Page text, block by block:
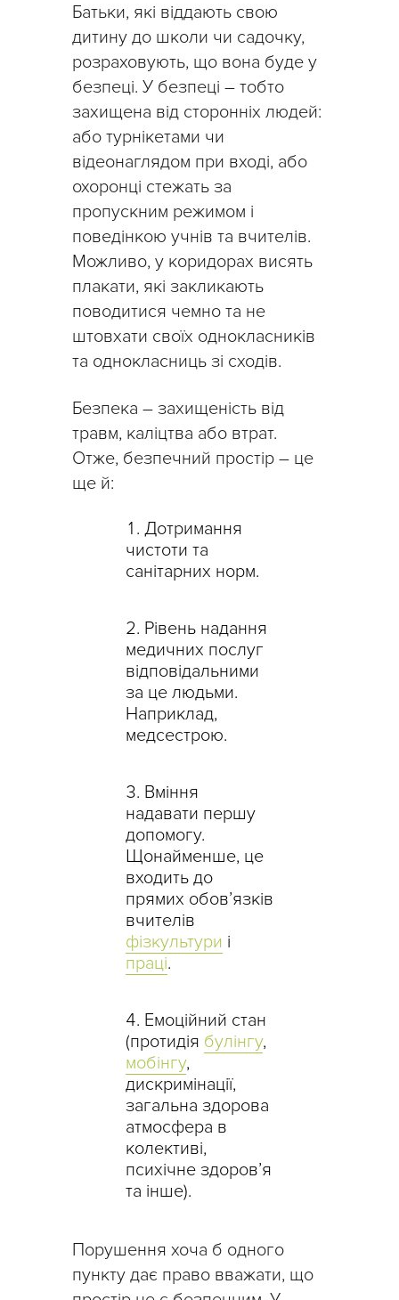
Батьки, які віддають свою
дитину до школи чи садочку,
розраховують, що вона буде у
безпеці. У безпеці – тобто
захищена від сторонніх людей:
або турнікетами чи
відеонаглядом при вході, або
охоронці стежать за
пропускним режимом і
поведінкою учнів та вчителів.
Можливо, у коридорах висять
плакати, які закликають
поводитися чемно та не
штовхати своїх однокласників
та однокласниць зі сходів.
Безпека – захищеність від
травм, каліцтва або втрат.
Отже, безпечний простір – це
ще й:
Дотримання
чистоти та
санітарних норм.
Рівень надання
медичних послуг
відповідальними
за це людьми.
Наприклад,
медсестрою.
Вміння
надавати першу
допомогу.
Щонайменше, це
входить до
прямих обов’язків
вчителів
фізкультури і
праці.
Емоційний стан
(протидія булінгу,
мобінгу,
дискримінації,
загальна здорова
атмосфера в
колективі,
психічне здоров’я
та інше).
Порушення хоча б одного
пункту дає право вважати, що